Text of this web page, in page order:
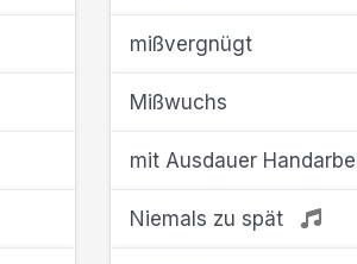
mißvergnügt
Mißwuchs
mit Ausdauer
Niemals zu spät